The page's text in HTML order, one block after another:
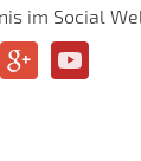
im Social